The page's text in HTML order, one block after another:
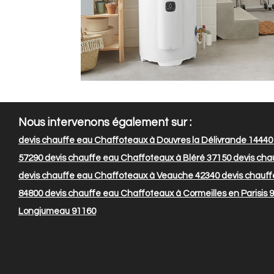
Nous intervenons également sur :
devis chauffe eau Chaffoteaux à Douvres la Délivrande 14440
57290devis chauffe eau Chaffoteaux à Bléré 37150devis
devis chauffe eau Chaffoteaux à Veauche 42340devis
84800devis chauffe eau Chaffoteaux à Cormeilles en Parisis
Longjumeau 91160